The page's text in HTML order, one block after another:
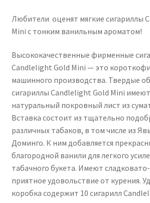
Любители оценят мягкие сигариллы
Mini с тонким ванильным ароматом!
Высококачественные фирменные
Candlelight Gold Mini — это
машинного производства. Твердые
сигариллы Candlelight Gold Mini
натуральный покровный лист из
Вставка состоит из тщательно
различных табаков, в том числе из
Доминго. К ним добавляется
благородной ванили для легкого
табачного букета. Имеют
приятное удовольствие от курения.
коробка содержит 10 сигарилл